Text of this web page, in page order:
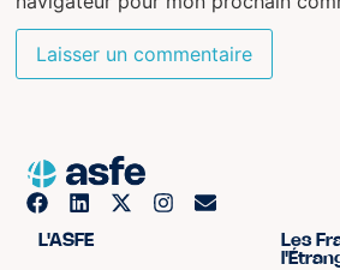
L'ASFE
Les